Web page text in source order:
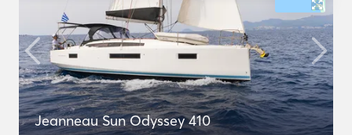
Jeanneau Sun Odyssey 410